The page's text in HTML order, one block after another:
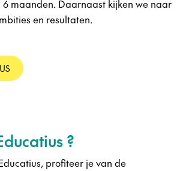
6 maanden. Daarnaast kijken we naar
en resultaten.
?
profiteer je van de